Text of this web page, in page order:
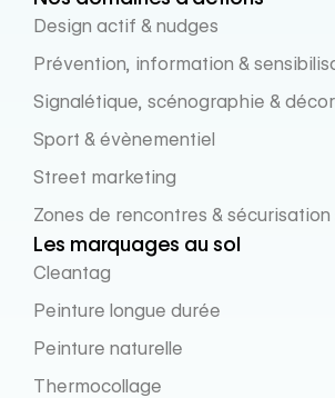
Design actif & nudges
Prévention, information &
Signalétique, scénographie &
Sport & évènementiel
Street marketing
Zones de rencontres &
Les marquages au sol
Cleantag
Peinture longue durée
Peinture naturelle
Thermocollage